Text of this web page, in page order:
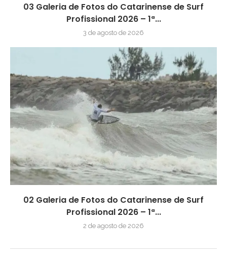
03 Galeria de Fotos do Catarinense de Surf
Profissional 2026 – 1ª...
3 de agosto de 2026
02 Galeria de Fotos do Catarinense de Surf
Profissional 2026 – 1ª...
2 de agosto de 2026